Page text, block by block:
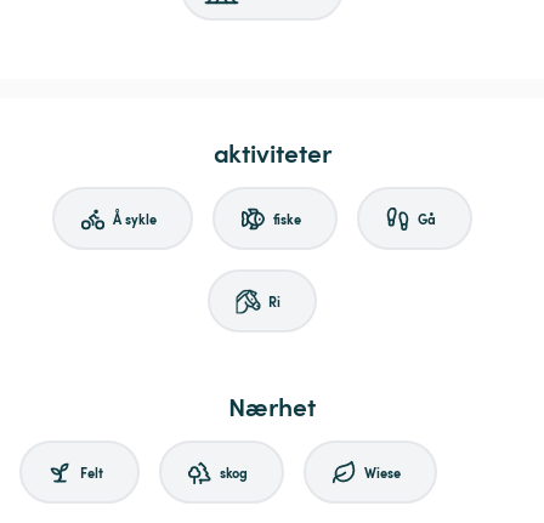
aktiviteter
Å sykle fiske Gå
Ri
Nærhet
Felt skog Wiese